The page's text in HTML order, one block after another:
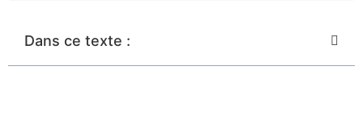
Dans ce texte :